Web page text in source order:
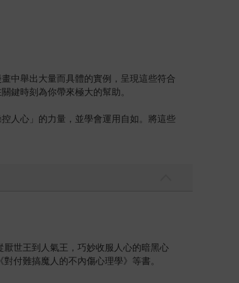
中舉出大量而具體的實例，呈現這些符合
鍵時刻為你帶來極大的幫助。
人心」的力量，並學會運用自如。將這些
世王到人氣王，巧妙收服人心的暗黑心
付難搞魔人的不內傷心理學》等書。